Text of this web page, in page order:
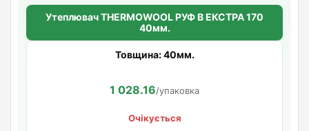
Утеплювач THERMOWOOL РУФ В ЕКСТРА 170
40мм.
Товщина: 40мм.
1 028.16/упаковка
Очікується